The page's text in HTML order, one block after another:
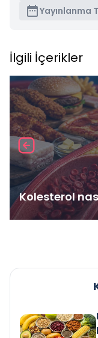
Yayınlanma
İlgili İçerikler
Kolesterol